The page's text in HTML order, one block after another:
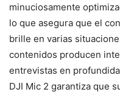
minuciosamente
lo que asegura que el
brille en varias
contenidos producen
entrevistas en
DJI Mic 2 garantiza que